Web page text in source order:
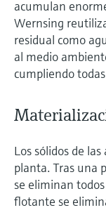
acumulan
Wernsing
residual como
al medio
cumpliendo
Los sólidos de
planta. Tras una
se eliminan
flotante se